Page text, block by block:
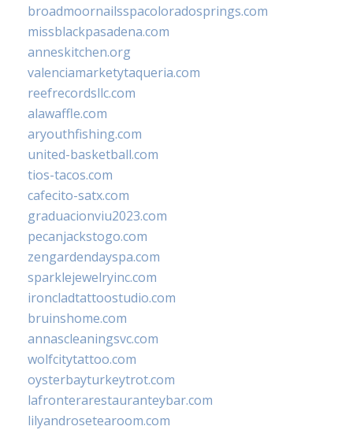
broadmoornailsspacoloradosprings.com
missblackpasadena.com
anneskitchen.org
valenciamarketytaqueria.com
reefrecordsllc.com
alawaffle.com
aryouthfishing.com
united-basketball.com
tios-tacos.com
cafecito-satx.com
graduacionviu2023.com
pecanjackstogo.com
zengardendayspa.com
sparklejewelryinc.com
ironcladtattoostudio.com
bruinshome.com
annascleaningsvc.com
wolfcitytattoo.com
oysterbayturkeytrot.com
lafronterarestauranteybar.com
lilyandrosetearoom.com